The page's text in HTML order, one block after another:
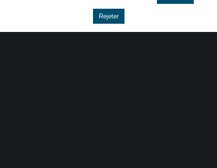
Rejeter